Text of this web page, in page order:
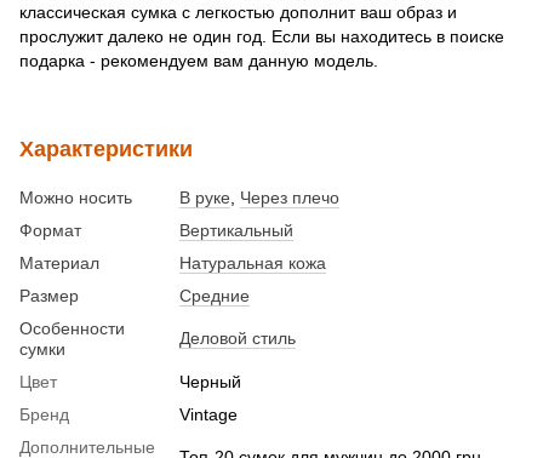
классическая сумка с легкостью дополнит ваш образ и
прослужит далеко не один год. Если вы находитесь в поиске
подарка - рекомендуем вам данную модель.
Характеристики
Можно носить В руке
Через плечо
Формат
Вертикальный
Материал
Натуральная кожа
Размер
Средние
Особенности
сумки
Деловой стиль
Цвет
Черный
Бренд
Vintage
Дополнительные